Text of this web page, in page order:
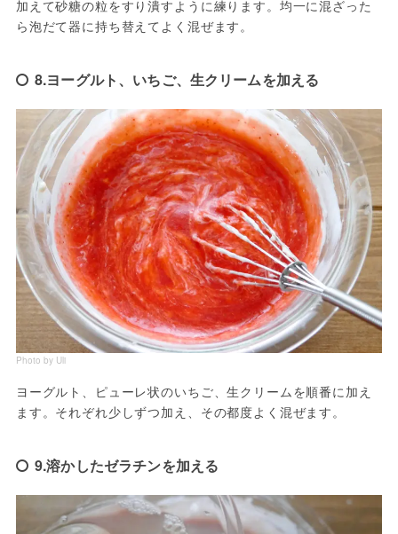
加えて砂糖の粒をすり潰すように練ります。均一に混ざった
ら泡だて器に持ち替えてよく混ぜます。
8.ヨーグルト、いちご、生クリームを加える
Photo by Uli
ヨーグルト、ピューレ状のいちご、生クリームを順番に加え
ます。それぞれ少しずつ加え、その都度よく混ぜます。
9.溶かしたゼラチンを加える